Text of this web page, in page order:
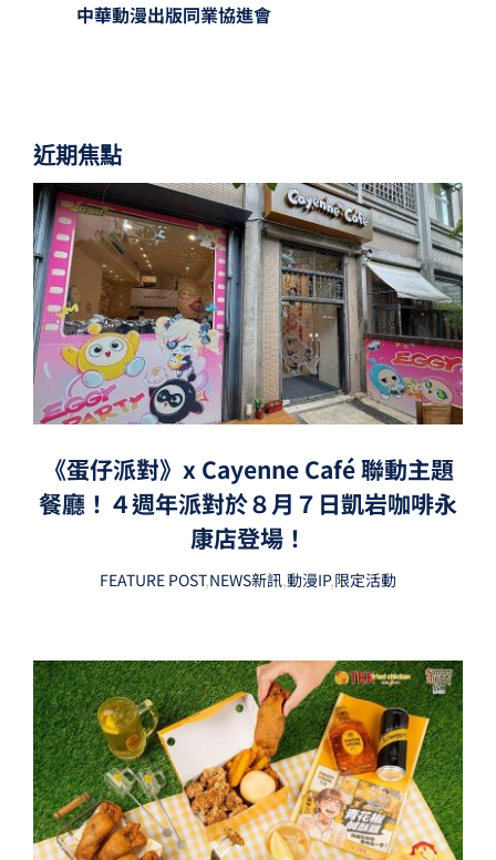
中華動漫出版同業協進會
近期焦點
《蛋仔派對》x Cayenne Café 聯動主題
餐廳！４週年派對於８月７日凱岩咖啡永
康店登場！
FEATURE POST,NEWS新訊,動漫IP,限定活動